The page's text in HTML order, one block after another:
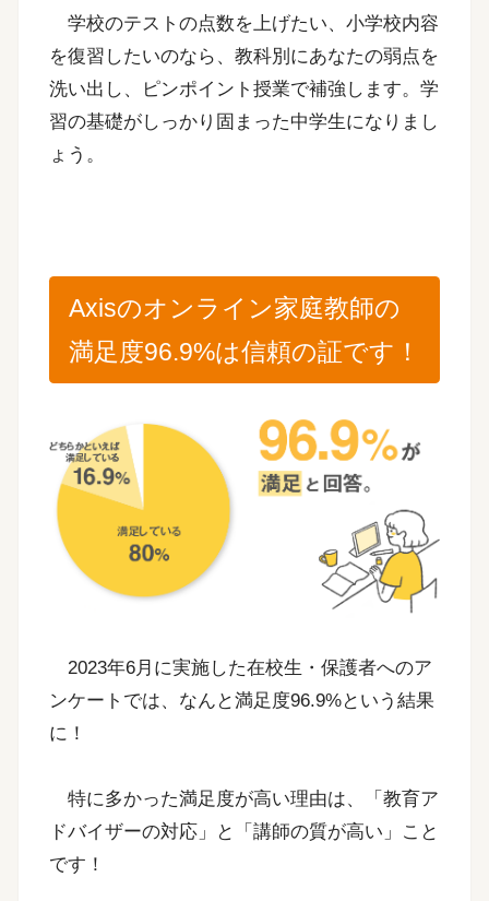
学校のテストの点数を上げたい、小学校内容
を復習したいのなら、教科別にあなたの弱点を
洗い出し、ピンポイント授業で補強します。学
習の基礎がしっかり固まった中学生になりまし
ょう。
Axisのオンライン家庭教師の
満足度96.9%は信頼の証です！
2023年6月に実施した在校生・保護者へのア
ンケートでは、なんと満足度96.9%という結果
に！
特に多かった満足度が高い理由は、「教育ア
ドバイザーの対応」と「講師の質が高い」こと
です！